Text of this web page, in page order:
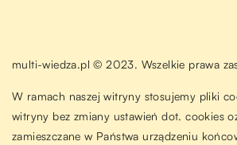
multi-wiedza.pl © 2023. Wszelkie prawa
W ramach naszej witryny stosujemy pliki
witryny bez zmiany ustawień dot. cookies
zamieszczane w Państwa urządzeniu